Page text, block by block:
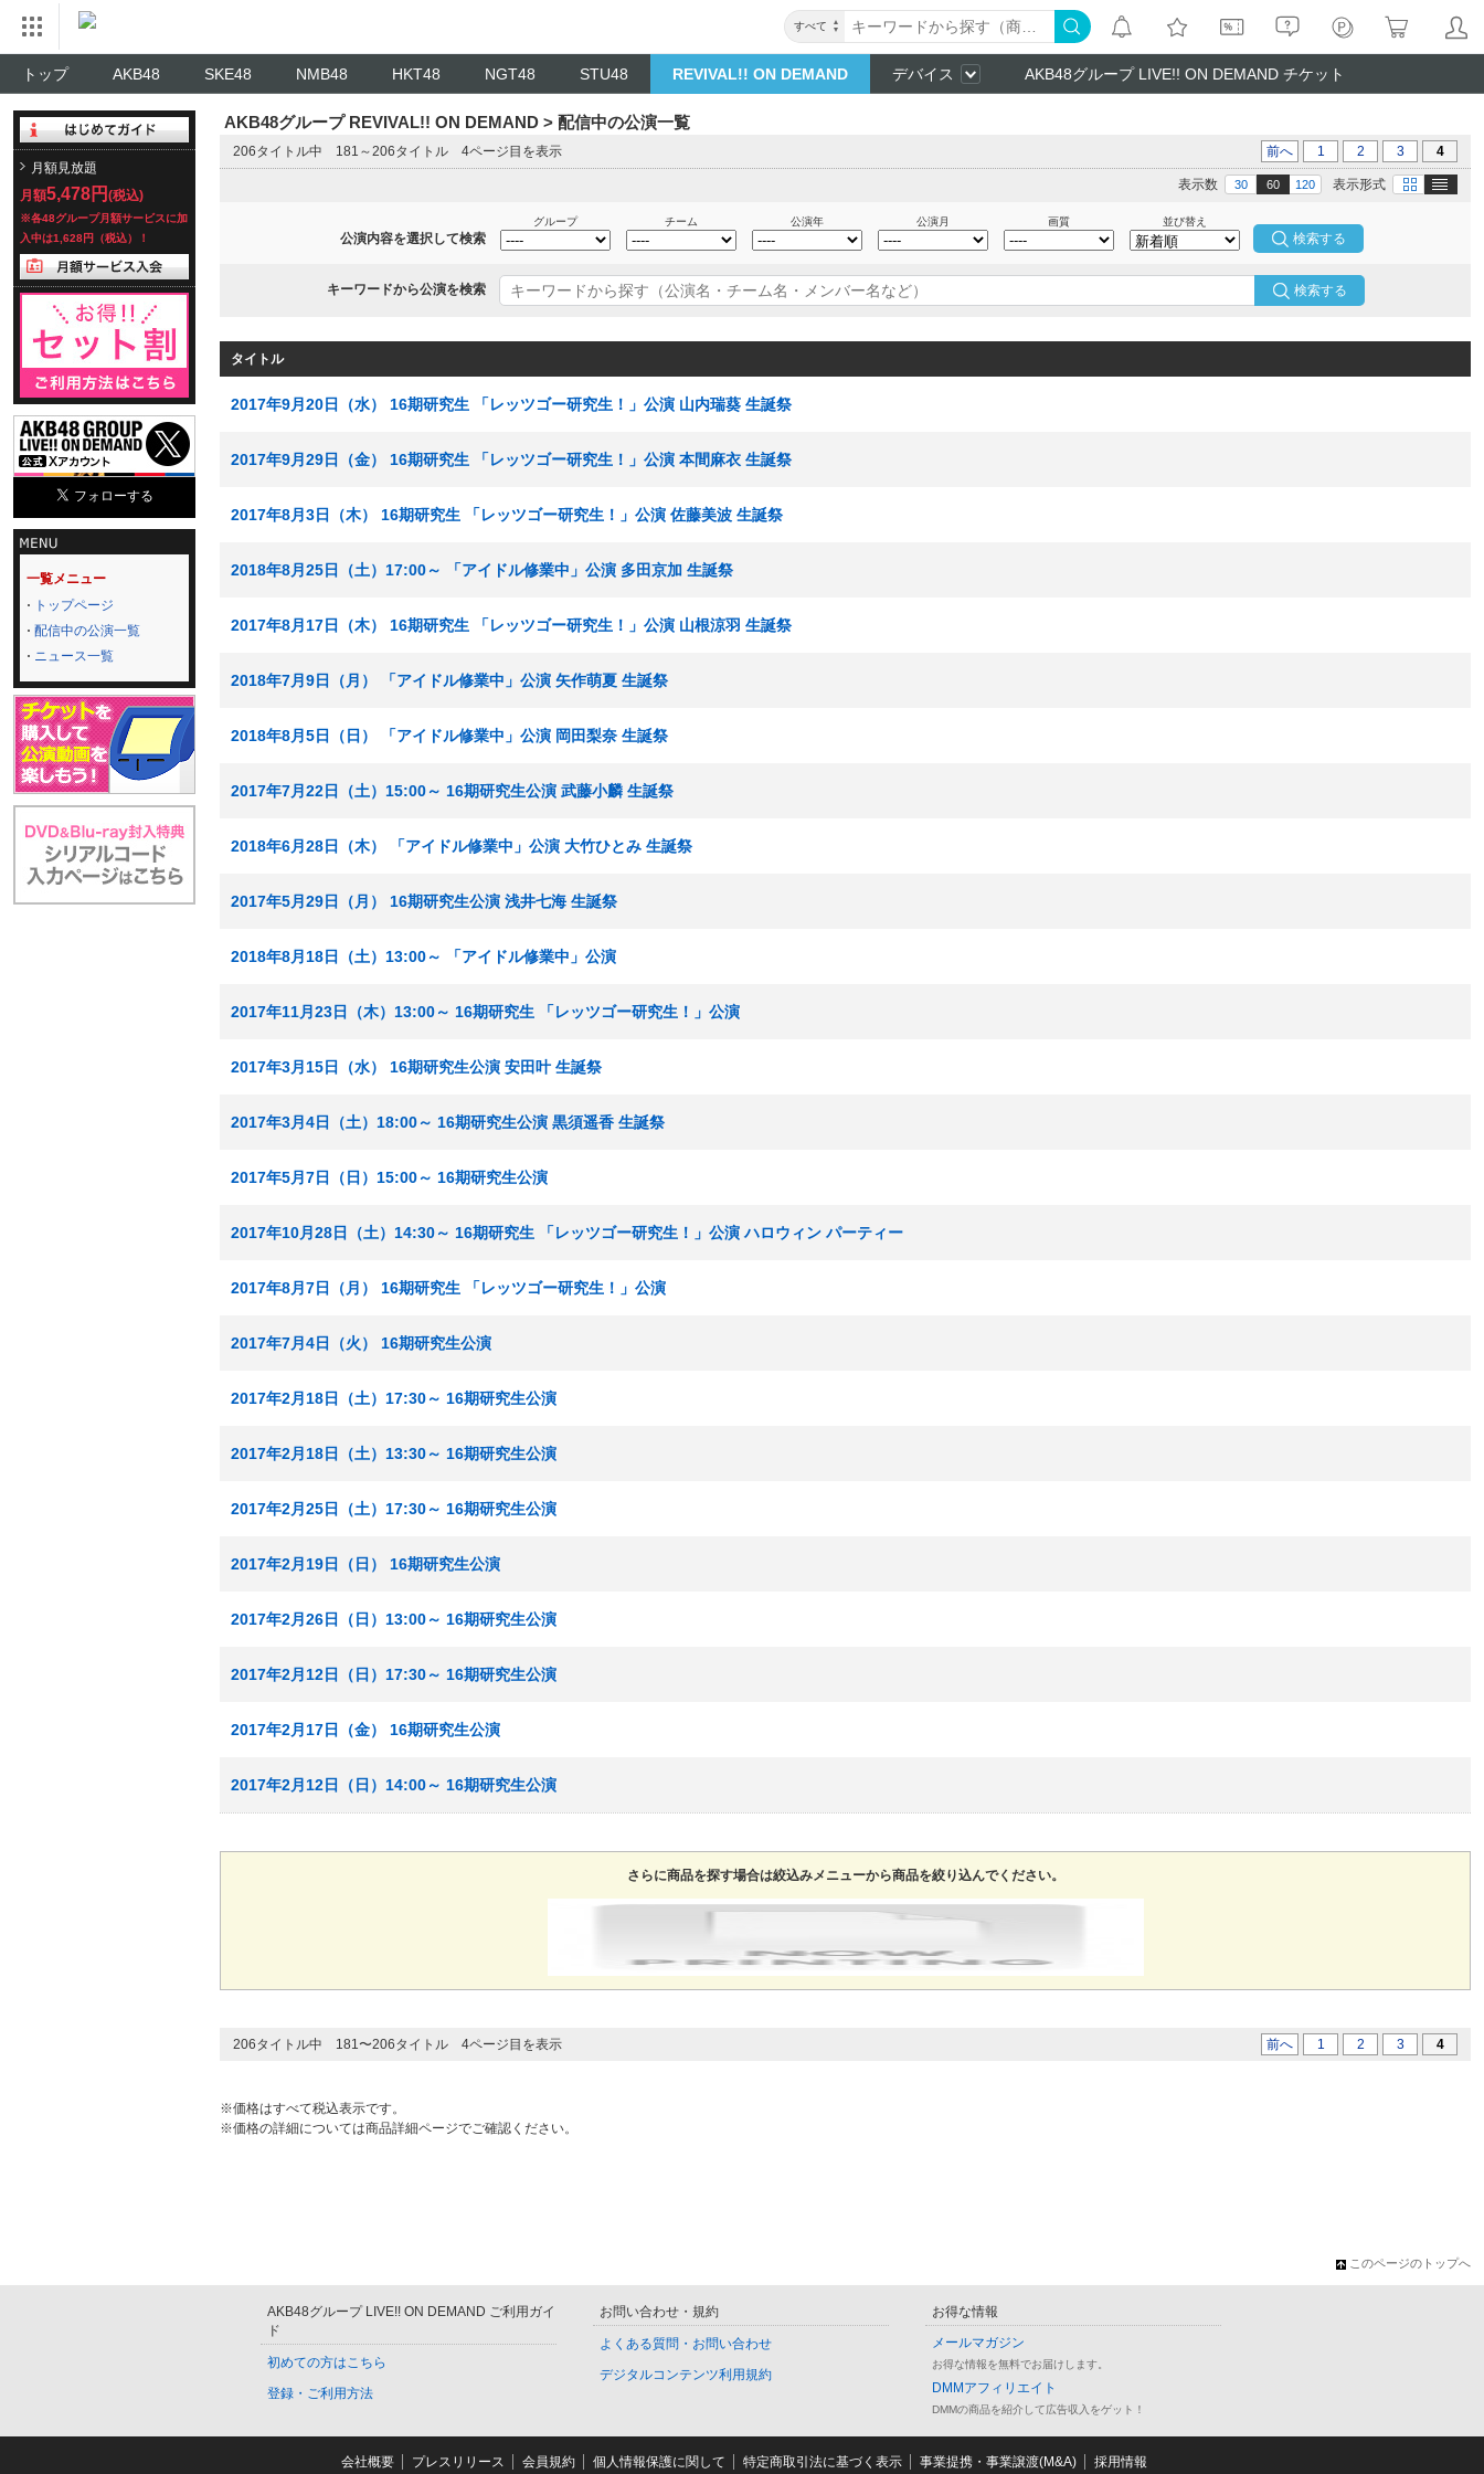
すべて
トップ AKB48 SKE48 NMB48 HKT48 NGT48 STU48 REVIVAL!! ON DEMAND デバイス AKB48グループ LIVE!! ON DEMAND チケット
月額見放題
月額5,478円 (税込)
※各48グループ月額サービスに加
入中は1,628円（税込）！
一覧メニュー
トップページ
配信中の公演一覧
ニュース一覧
AKB48グループ REVIVAL!! ON DEMAND > 配信中の公演一覧
206タイトル中 181～206タイトル 4ページ目を表示 前へ 1 2 3 4
表示形式 画像
表示数 30 60 120
公演内容を選択して検索
グループ チーム 公演年 公演月 画質 並び替え
キーワードから公演を検索 検索する
タイトル
2017年9月20日（水） 16期研究生 「レッツゴー研究生！」公演 山内瑞葵 生誕祭
2017年9月29日（金） 16期研究生 「レッツゴー研究生！」公演 本間麻衣 生誕祭
2017年8月3日（木） 16期研究生 「レッツゴー研究生！」公演 佐藤美波 生誕祭
2018年8月25日（土）17:00～ 「アイドル修業中」公演 多田京加 生誕祭
2017年8月17日（木） 16期研究生 「レッツゴー研究生！」公演 山根涼羽 生誕祭
2018年7月9日（月） 「アイドル修業中」公演 矢作萌夏 生誕祭
2018年8月5日（日） 「アイドル修業中」公演 岡田梨奈 生誕祭
2017年7月22日（土）15:00～ 16期研究生公演 武藤小麟 生誕祭
2018年6月28日（木） 「アイドル修業中」公演 大竹ひとみ 生誕祭
2017年5月29日（月） 16期研究生公演 浅井七海 生誕祭
2018年8月18日（土）13:00～ 「アイドル修業中」公演
2017年11月23日（木）13:00～ 16期研究生 「レッツゴー研究生！」公演
2017年3月15日（水） 16期研究生公演 安田叶 生誕祭
2017年3月4日（土）18:00～ 16期研究生公演 黒須遥香 生誕祭
2017年5月7日（日）15:00～ 16期研究生公演
2017年10月28日（土）14:30～ 16期研究生 「レッツゴー研究生！」公演 ハロウィン パーティー
2017年8月7日（月） 16期研究生 「レッツゴー研究生！」公演
2017年7月4日（火） 16期研究生公演
2017年2月18日（土）17:30～ 16期研究生公演
2017年2月18日（土）13:30～ 16期研究生公演
2017年2月25日（土）17:30～ 16期研究生公演
2017年2月19日（日） 16期研究生公演
2017年2月26日（日）13:00～ 16期研究生公演
2017年2月12日（日）17:30～ 16期研究生公演
2017年2月17日（金） 16期研究生公演
2017年2月12日（日）14:00～ 16期研究生公演
さらに商品を探す場合は絞込みメニューから商品を絞り込んでください。
206タイトル中 181〜206タイトル 4ページ目を表示 前へ 1 2 3 4
※価格はすべて税込表示です。
※価格の詳細については商品詳細ページでご確認ください。
このページのトップへ
AKB48グループ LIVE!! ON DEMAND ご利用ガイ
ド
初めての方はこちら
登録・ご利用方法
お問い合わせ・規約
よくある質問・お問い合わせ
デジタルコンテンツ利用規約
お得な情報
メールマガジン
お得な情報を無料でお届けします。
DMMアフィリエイト
DMMの商品を紹介して広告収入をゲット！
会社概要 プレスリリース 会員規約 個人情報保護に関して 特定商取引法に基づく表示 事業提携・事業譲渡(M&A) 採用情報